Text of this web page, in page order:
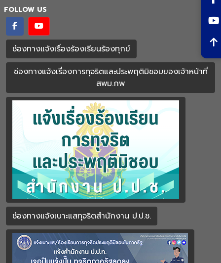
FOLLOW US
ช่องทางแจ้งเรื่องร้องเรียนร้องทุกข์
ช่องทางแจ้งเรื่องการทุจริตและประพฤติมิชอบของเจ้าหน้าที่
สพม.กพ
ช่องทางแจ้งเบาะแสทุจริตสำนักงาน ป.ป.ช.